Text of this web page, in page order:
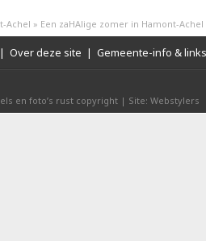
Achel » Een zaHAlige zomer in Hamont-Achel
| Over deze site | Gemeente-info & links
en foto’s rust copyright | Site: Webstylers